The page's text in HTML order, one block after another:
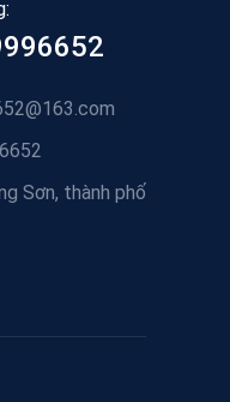
Sơn, thành phố